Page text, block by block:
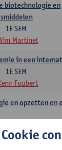
biotechnologie en
1E SEM
Martinet
in een
1E SEM
Foubert
en opzetten en
Kathleen Deiteren
Cookie